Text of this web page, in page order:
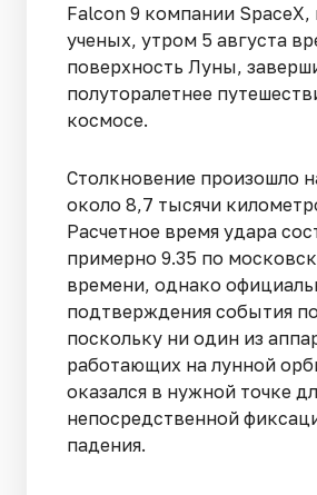
Falcon 9 компании
ученых, утром 5 августа
поверхность Луны,
полуторалетнее
космосе.
Столкновение произошло
около 8,7 тысячи
Расчетное время удара
примерно 9.35 по
времени, однако
подтверждения события
поскольку ни один из
работающих на лунной
оказался в нужной точке
непосредственной
падения.